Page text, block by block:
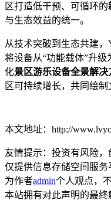
区打造低干预、可循环的
与生态效益的统一。
从技术突破到生态共建，
将设备从“功能载体”升
化景区游乐设备全景解决
区可持续增长，共同绘制
本文地址：http://
友情提示：投资有风险，
仅提供信息存储空间服
为作者admin个人观点，
本站拥有对此声明的最